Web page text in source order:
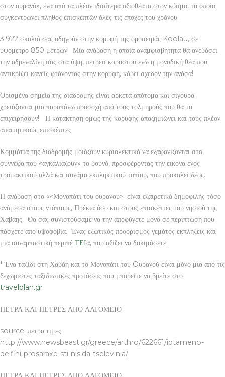
στον ουρανό», ένα από τα πλέον ιδιαίτερα αξιοθέατα στον κόσμο, το οποίο
συγκεντρώνει πλήθος επισκεπτών όλες τις εποχές του χρόνου.
3.922 σκαλιά σας οδηγούν στην κορυφή της οροσειράς Koolau, σε
υψόμετρο 850 μέτρων! Μια ανάβαση η οποία αναμφισβήτητα θα ανεβάσει
την αδρεναλίνη σας στα ύψη, πετρεσ καρυστου ενώ η μοναδική θέα που
αντικρίζει κανείς φτάνοντας στην κορυφή, κόβει σχεδόν την ανάσα!
Ορισμένα σημεία της διαδρομής είναι αρκετά απότομα και σίγουρα
χρειάζονται μια παραπάνω προσοχή από τους τολμηρούς που θα το
επιχειρήσουν! Η κατάκτηση όμως της κορυφής αποζημιώνει και τους πλέον
απαιτητικούς επισκέπτες.
Κομμάτια της διαδρομής μοιάζουν κυριολεκτικά να εξαφανίζονται στα
σύννεφα που «αγκαλιάζουν» το βουνό, προσφέροντας την εικόνα ενός
τρομακτικού αλλά και συνάμα εκπληκτικού τοπίου, που προκαλεί δέος.
Η ανάβαση στο ««Μονοπάτι του ουρανού» είναι εξαιρετικά δημοφιλής τόσο
ανάμεσα στους ντόπιους, Πρέκια όσο και στους επισκέπτες του νησιού της
Χαβάης. Θα σας συνιστούσαμε να την αποφύγετε μόνο σε περίπτωση που
πάσχετε από υψοφοβία. Ένας εξωτικός προορισμός γεμάτος εκπλήξεις και
μια συναρπαστική περιπέ ΤΕΙα, που αξίζει να δοκιμάσετε!
* Ένα ταξίδι στη Χαβάη και το Μονοπάτι του Oυρανού είναι μόνο μια από τις
ξεχωριστές ταξιδιωτικές προτάσεις που μπορείτε να βρείτε στο
travelplan.gr
ΠΕΤΡΑ ΚΑΙ ΠΕΤΡΕΣ ΑΠΟ ΛΑΤΟΜΕΙΟ
source: πετρα τιμες
http://www.newsbeast.gr/greece/arthro/622661/iptameno-
delfini-prosaraxe-sti-nisida-tselevinia/